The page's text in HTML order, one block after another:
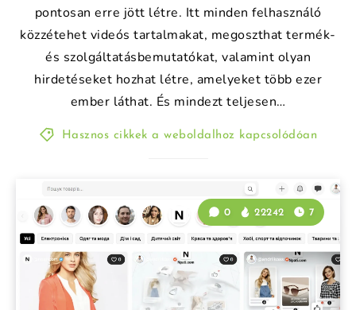
pontosan erre jött létre. Itt minden felhasználó
közzétehet videós tartalmakat, megoszthat termék-
és szolgáltatásbemutatókat, valamint olyan
hirdetéseket hozhat létre, amelyeket több ezer
ember láthat. És mindezt teljesen…
Hasznos cikkek a weboldalhoz kapcsolódóan
0 22242 7